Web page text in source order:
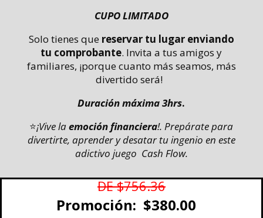
CUPO LIMITADO
Solo tienes que reservar tu lugar enviando
tu comprobante. Invita a tus amigos y
familiares, ¡porque cuanto más seamos, más
divertido será!
Duración máxima 3hrs.
⭐¡Vive laemoción financiera!.Prepárate para
divertirte, aprender y desatar tu ingenio en este
adictivo juego Cash Flow.
DE $756.36
Promoción: $380.00